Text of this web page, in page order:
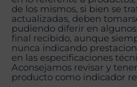
de los mismos, si bien se
actualizadas, deben
pudiendo diferir en
final recibido, aunque
nunca indicando
en las especificaciones
Aconsejamos revisar y
producto como indicador